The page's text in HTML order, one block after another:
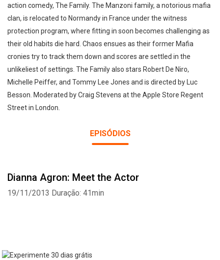
action comedy, The Family. The Manzoni family, a notorious mafia
clan, is relocated to Normandy in France under the witness
protection program, where fitting in soon becomes challenging as
their old habits die hard. Chaos ensues as their former Mafia
cronies try to track them down and scores are settled in the
unlikeliest of settings. The Family also stars Robert De Niro,
Michelle Peiffer, and Tommy Lee Jones and is directed by Luc
Besson. Moderated by Craig Stevens at the Apple Store Regent
Street in London.
EPISÓDIOS
Dianna Agron: Meet the Actor
19/11/2013 Duração: 41min